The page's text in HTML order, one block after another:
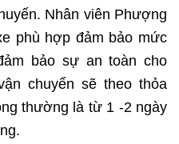
Nhân viên Phượng
phù hợp đảm bảo mức
bảo sự an toàn cho
chuyển sẽ theo thỏa
thường là từ 1 -2 ngày